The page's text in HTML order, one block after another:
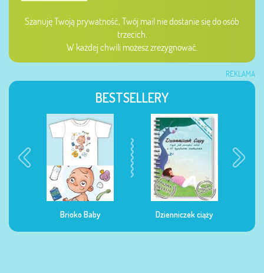
Szanuję Twoją prywatność, Twój mail nie dostanie się do osób
trzecich.
W każdej chwili możesz zrezygnować.
REKLAMA
BESTSELLERY
Dzienniczek ciąży Dzienniczek